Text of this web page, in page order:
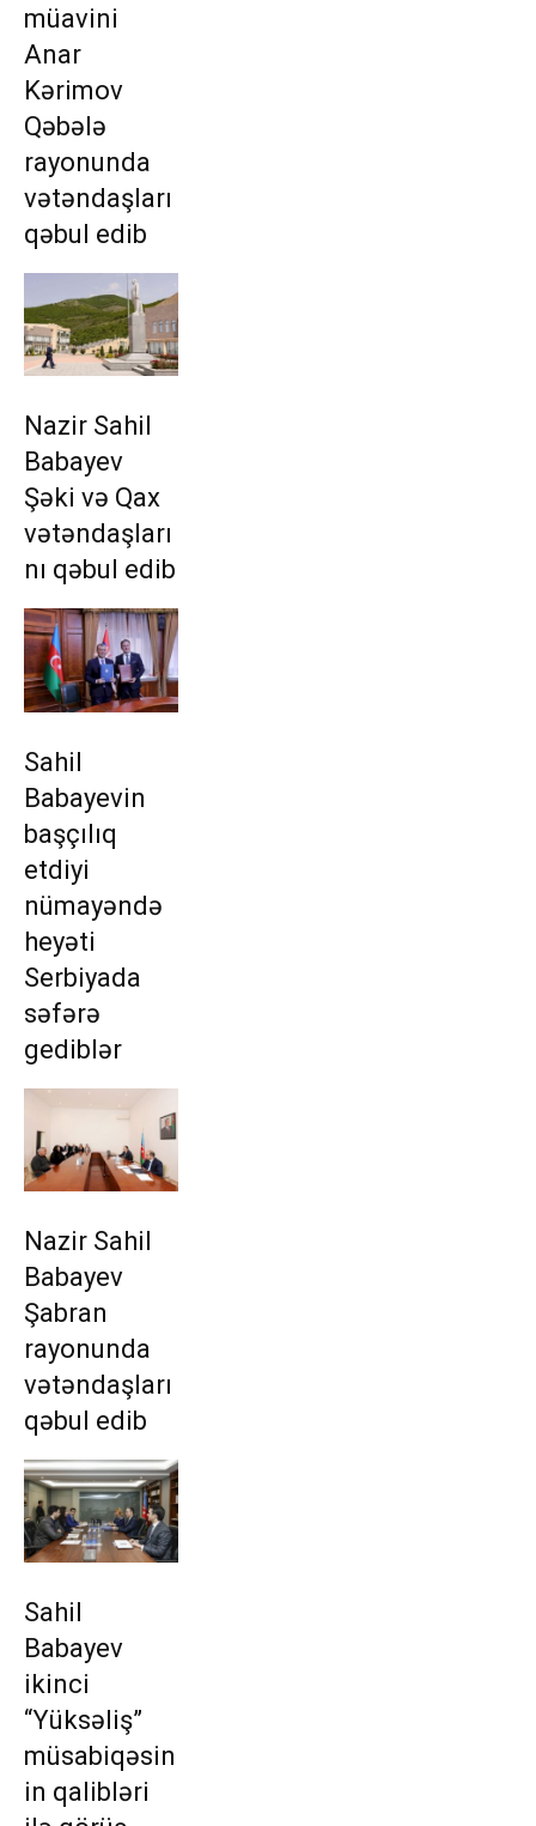
müavini
Anar
Kərimov
Qəbələ
rayonunda
vətəndaşları
qəbul edib
Nazir Sahil
Babayev
Şəki və Qax
vətəndaşları
nı qəbul edib
Sahil
Babayevin
başçılıq
etdiyi
nümayəndə
heyəti
Serbiyada
səfərə
gediblər
Nazir Sahil
Babayev
Şabran
rayonunda
vətəndaşları
qəbul edib
Sahil
Babayev
ikinci
“Yüksəliş”
müsabiqəsin
in qalibləri